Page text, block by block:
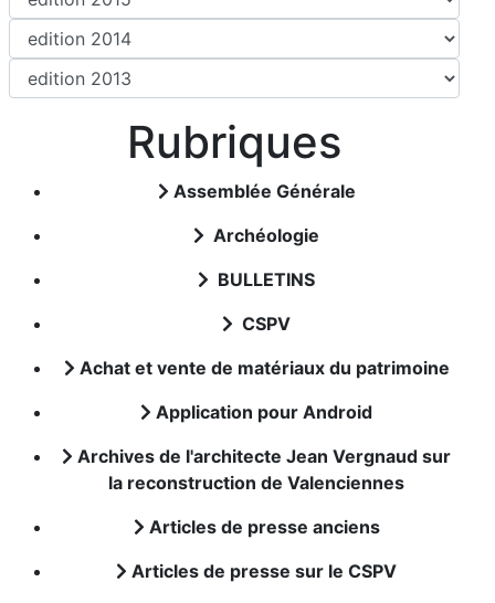
Rubriques
Assemblée Générale
Archéologie
BULLETINS
CSPV
Achat et vente de matériaux du patrimoine
Application pour Android
Archives de l'architecte Jean Vergnaud sur
la reconstruction de Valenciennes
Articles de presse anciens
Articles de presse sur le CSPV